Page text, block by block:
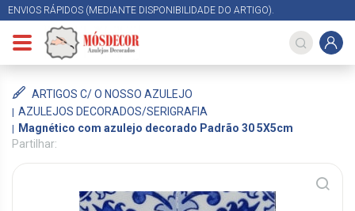
ENVIOS RÁPIDOS (MEDIANTE DISPONIBILIDADE DO ARTIGO).
ARTIGOS C/ O NOSSO AZULEJO
AZULEJOS DECORADOS/SERIGRAFIA
Magnético com azulejo decorado Padrão 30 5X5cm
Partilhar: